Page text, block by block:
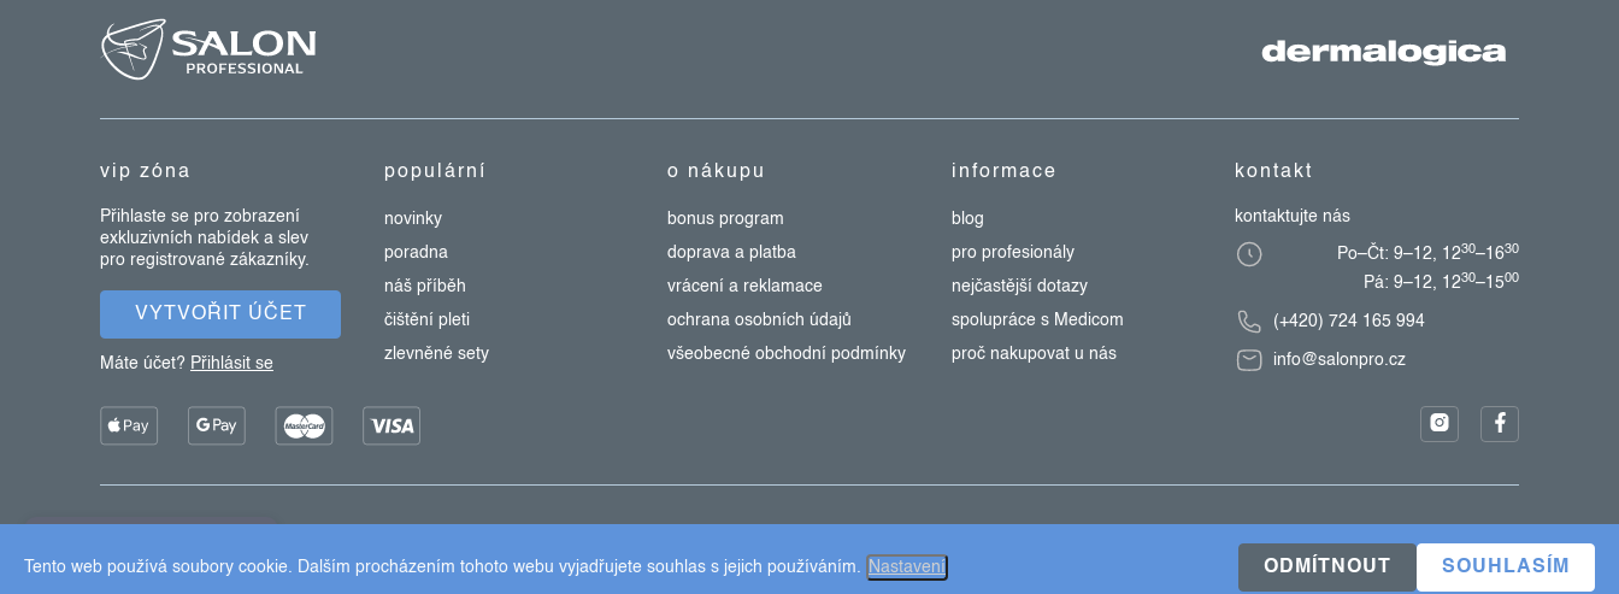
Tento web používá soubory cookie. Dalším procházením tohoto webu vyjadřujete souhlas s jejich používáním. Nastavení ODMÍTNOUT SOUHLASÍM
vip zóna
Přihlaste se pro zobrazení
exkluzivních nabídek a slev
pro registrované zákazníky.
VYTVOŘIT ÚČET
Máte účet? Přihlásit se
populární
novinky
poradna
náš příběh
čištění pleti
zlevněné sety
o nákupu
bonus program
doprava a platba
vrácení a reklamace
ochrana osobních údajů
všeobecné obchodní podmínky
informace
blog
pro profesionály
nejčastější dotazy
spolupráce s Medicom
proč nakupovat u nás
kontakt
kontaktujte nás
Po–Čt: 9–12, 1230–1630
Pá: 9–12, 1230–1500
(+420) 724 165 994
info@salonpro.cz